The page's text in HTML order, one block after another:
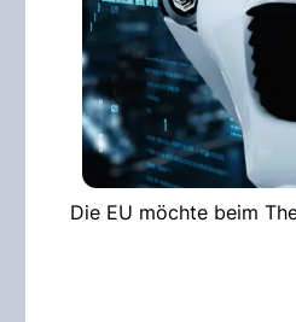
Die EU möchte beim